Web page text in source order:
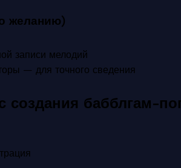
желанию)
записи мелодий
— для точного сведения
бабблгам-